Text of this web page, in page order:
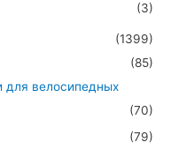
(3)
(1399)
(85)
для велосипедных
(70)
(79)